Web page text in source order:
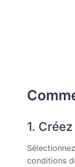
1.
conditions